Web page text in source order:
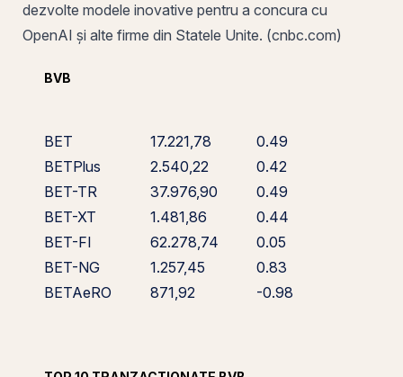
dezvolte modele inovative pentru a concura cu
OpenAI și alte firme din Statele Unite. (cnbc.com)
BVB
BET 17.221,78
0.49
BETPlus
2.540,22
0.42
BET-TR
37.976,90
0.49
BET-XT
1.481,86
0.44
BET-FI
62.278,74
0.05
BET-NG
1.257,45
0.83
BETAeRO
871,92 -0.98